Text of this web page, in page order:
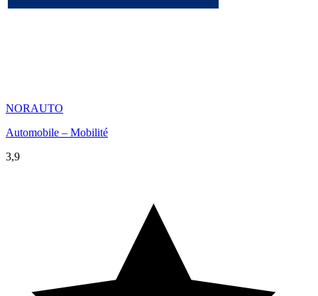
NORAUTO
Automobile – Mobilité
3,9